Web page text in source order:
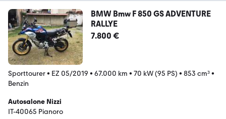
BMW Bmw F 850 GS ADVENTURE
RALLYE
7.800 €
Sporttourer• EZ 05/2019 • 67.000 km • 70 kW (95 PS) • 853 cm³•
Benzin
Autosalone Nizzi
IT-40065 Pianoro